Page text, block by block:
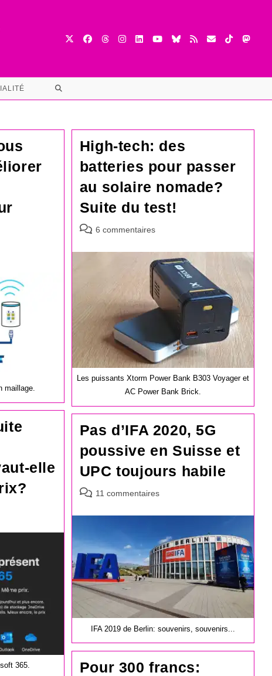
TOGGLE
SEARCH
maillage.
High-tech: des
batteries pour passer
au solaire nomade?
Suite du test!
Commentaires
la
6 commentaires
Les puissants Xtorm Power Bank B303 Voyager et
AC Power Bank Brick.
elle
365.
Pas d’IFA 2020, 5G
poussive en Suisse et
UPC toujours habile
Commentaires
la
11 commentaires
IFA 2019 de Berlin: souvenirs, souvenirs...
Pour 300 francs: